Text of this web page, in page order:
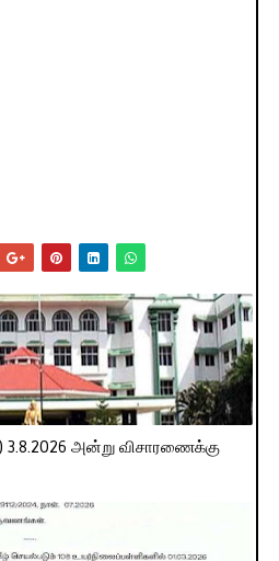
3.8.2026 அன்று விசாரணைக்கு